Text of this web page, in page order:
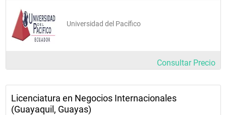
Universidad del Pacífico
Consultar Precio
Licenciatura en Negocios Internacionales
(Guayaquil, Guayas)